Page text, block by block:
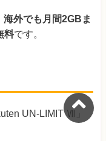
外でも月間2GBま
料です。
UN-LIMIT Ⅶ」